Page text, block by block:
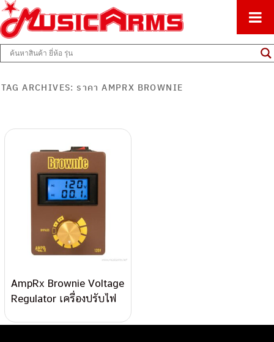
Music Arms
ศูนย์รวมครื่องดนตรีทุกชนิด ตั้งแต่เริ่มต้นถึงมืออาชีพ
TAG ARCHIVES: ราคา AMPRX BROWNIE
AmpRx Brownie Voltage
Regulator เครื่องปรับไฟ